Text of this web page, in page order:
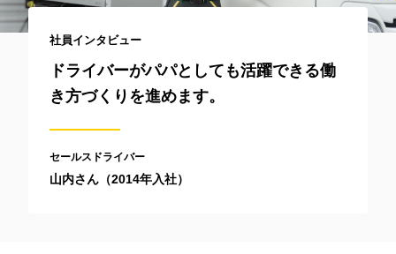
社員インタビュー
ドライバーがパパとしても活躍できる働
き方づくりを進めます。
セールスドライバー
山内さん（2014年入社）